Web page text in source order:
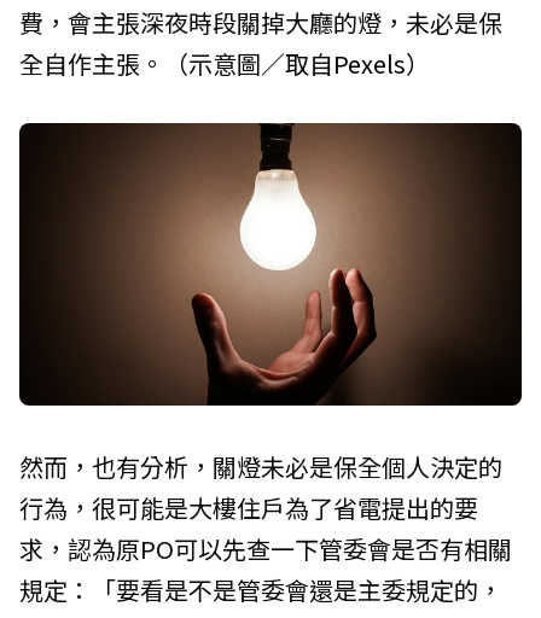
費，會主張深夜時段關掉大廳的燈，未必是保
全自作主張。（示意圖／取自Pexels）
然而，也有分析，關燈未必是保全個人決定的
行為，很可能是大樓住戶為了省電提出的要
求，認為原PO可以先查一下管委會是否有相關
規定：「要看是不是管委會還是主委規定的，